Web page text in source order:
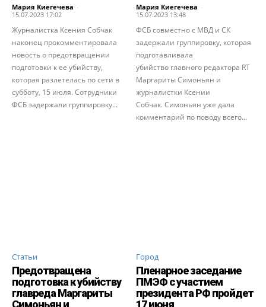
Мария Киегечева -
15.07.2023 17:02
Журналистка Ксения Собчак
наконец прокомментировала
новость о предотвращении
подготовки к ее убийству,
которая разлетелась по сети в
субботу, 15 июля. Сотрудники
ФСБ задержали группировку...
Мария Киегечева -
15.07.2023 13:48
ФСБ совместно с МВД и СК
задержали группировку, которая
подготавливала
убийство главного редактора RT
Маргариты Симоньян и
журналистки Ксении
Собчак. Симоньян уже дала
комментарий по поводу всего...
Статьи
Предотвращена
подготовка к убийству
главреда Маргариты
Симоньян и
Город
Пленарное заседание
ПМЭФ с участием
президента РФ пройдет
17 июня